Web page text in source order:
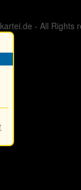
- All Rights